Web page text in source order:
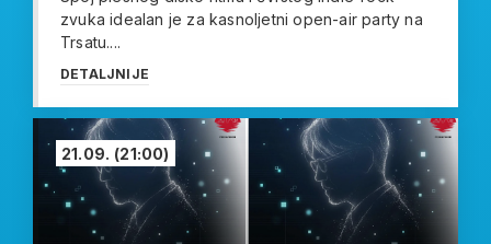
zvuka idealan je za kasnoljetni open-air party na
Trsatu....
DETALJNIJE
21.09. (21:00)